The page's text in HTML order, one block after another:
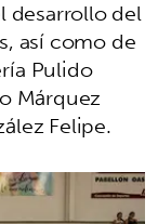
desarrollo del
así como de
Pulido
Márquez
Felipe.